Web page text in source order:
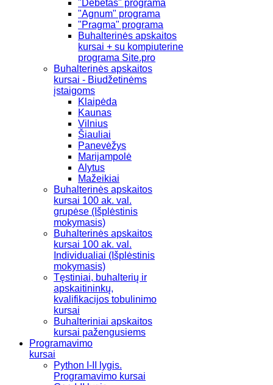
"Debetas" programa
"Agnum" programa
"Pragma" programa
Buhalterinės apskaitos
kursai + su kompiuterine
programa Site.pro
Buhalterinės apskaitos
kursai - Biudžetinėms
įstaigoms
Klaipėda
Kaunas
Vilnius
Šiauliai
Panevėžys
Marijampolė
Alytus
Mažeikiai
Buhalterinės apskaitos
kursai 100 ak. val.
grupėse (Išplėstinis
mokymasis)
Buhalterinės apskaitos
kursai 100 ak. val.
Individualiai (Išplėstinis
mokymasis)
Tęstiniai, buhalterių ir
apskaitininkų,
kvalifikacijos tobulinimo
kursai
Buhalteriniai apskaitos
kursai pažengusiems
Programavimo
kursai
Python I-II lygis.
Programavimo kursai